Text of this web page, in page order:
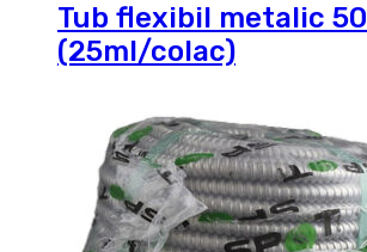
Tub flexibil metalic 50
(25ml/colac)